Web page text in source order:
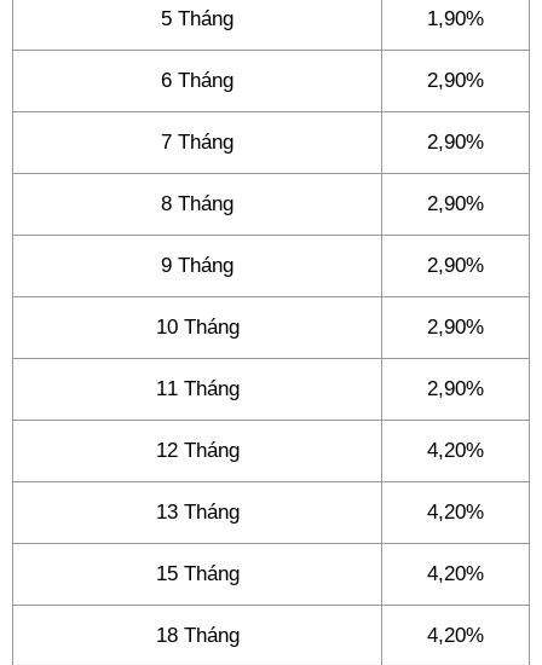
5 Tháng 1,90%
6 Tháng 2,90%
7 Tháng 2,90%
8 Tháng 2,90%
9 Tháng 2,90%
10 Tháng 2,90%
11 Tháng 2,90%
12 Tháng 4,20%
13 Tháng 4,20%
15 Tháng 4,20%
18 Tháng 4,20%